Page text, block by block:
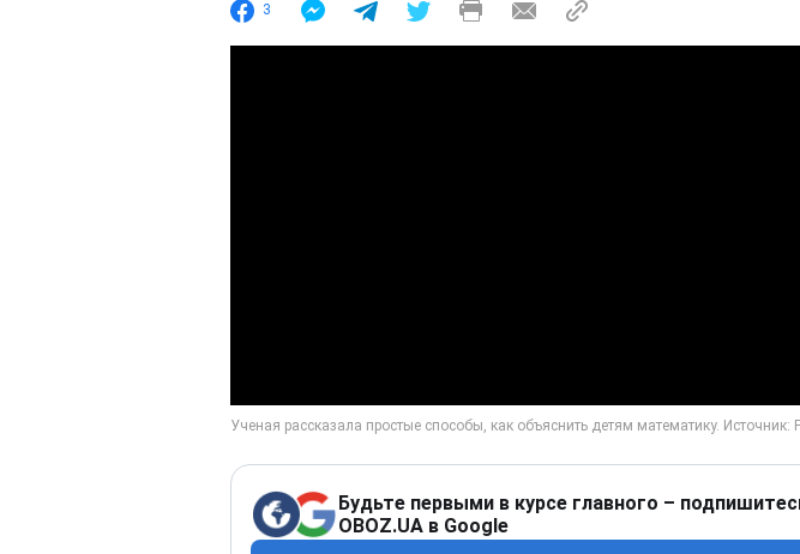
3
Будьте первыми в курсе главного –
OBOZ.UA в Google